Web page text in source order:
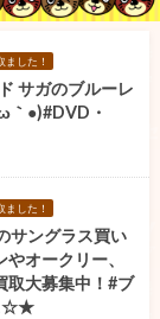
ました！
サガのブルーレ
｀●)#DVD・
ました！
ングラス買い
オークリー、
取大募集中！#ブ
☆★